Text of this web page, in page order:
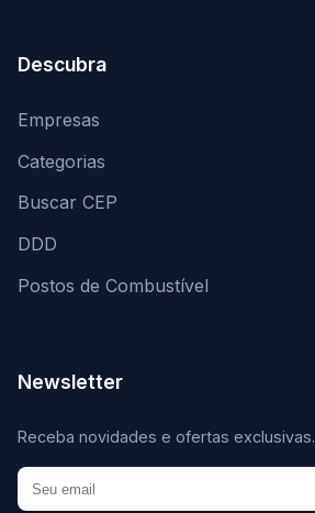
Descubra
Empresas
Categorias
Buscar CEP
DDD
Postos de Combustível
Newsletter
Receba novidades e ofertas exclusivas.